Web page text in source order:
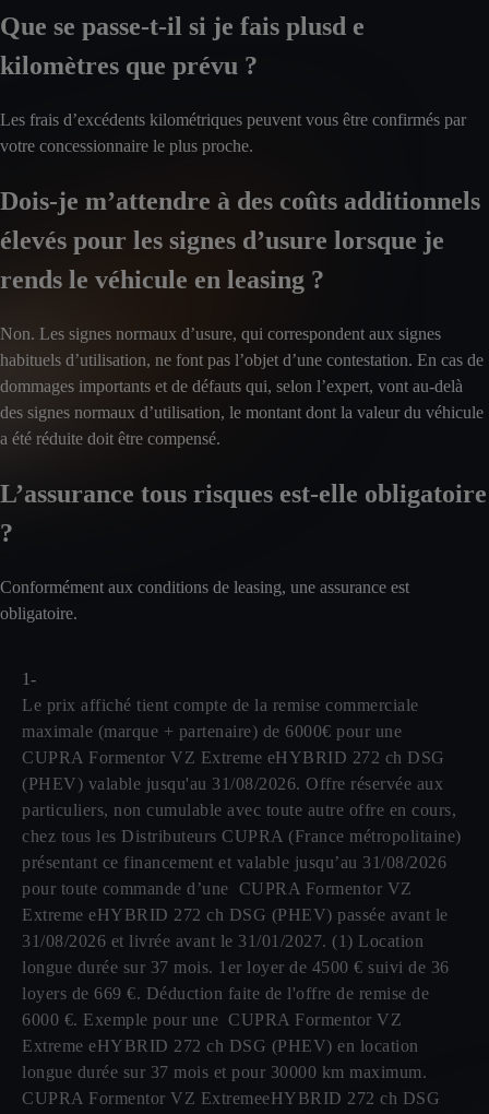
Que se passe-t-il si je fais plusd e
kilomètres que prévu ?
Les frais d’excédents kilométriques peuvent vous être confirmés par
votre concessionnaire le plus proche.
Dois-je m’attendre à des coûts additionnels
élevés pour les signes d’usure lorsque je
rends le véhicule en leasing ?
Non. Les signes normaux d’usure, qui correspondent aux signes
habituels d’utilisation, ne font pas l’objet d’une contestation. En cas de
dommages importants et de défauts qui, selon l’expert, vont au-delà
des signes normaux d’utilisation, le montant dont la valeur du véhicule
a été réduite doit être compensé.
L’assurance tous risques est-elle obligatoire
?
Conformément aux conditions de leasing, une assurance est
obligatoire.
1-
Le prix affiché tient compte de la remise commerciale
maximale (marque + partenaire) de 6000€ pour une
CUPRA Formentor VZ Extreme eHYBRID 272 ch DSG
(PHEV) valable jusqu'au 31/08/2026. Offre réservée aux
particuliers, non cumulable avec toute autre offre en cours,
chez tous les Distributeurs CUPRA (France métropolitaine)
présentant ce financement et valable jusqu’au 31/08/2026
pour toute commande d’une CUPRA Formentor VZ
Extreme eHYBRID 272 ch DSG (PHEV) passée avant le
31/08/2026 et livrée avant le 31/01/2027. (1) Location
longue durée sur 37 mois. 1er loyer de 4500 € suivi de 36
loyers de 669 €. Déduction faite de l'offre de remise de
6000 €. Exemple pour une CUPRA Formentor VZ
Extreme eHYBRID 272 ch DSG (PHEV) en location
longue durée sur 37 mois et pour 30000 km maximum.
CUPRA Formentor VZ ExtremeeHYBRID 272 ch DSG